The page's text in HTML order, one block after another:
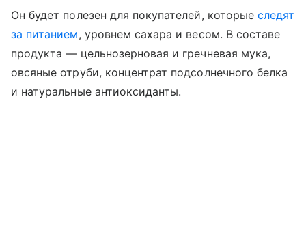
Он будет полезен для покупателей, которыеследят
за питанием, уровнем сахара и весом. В составе
продукта — цельнозерновая и гречневая мука,
овсяные отруби, концентрат подсолнечного белка
и натуральные антиоксиданты.